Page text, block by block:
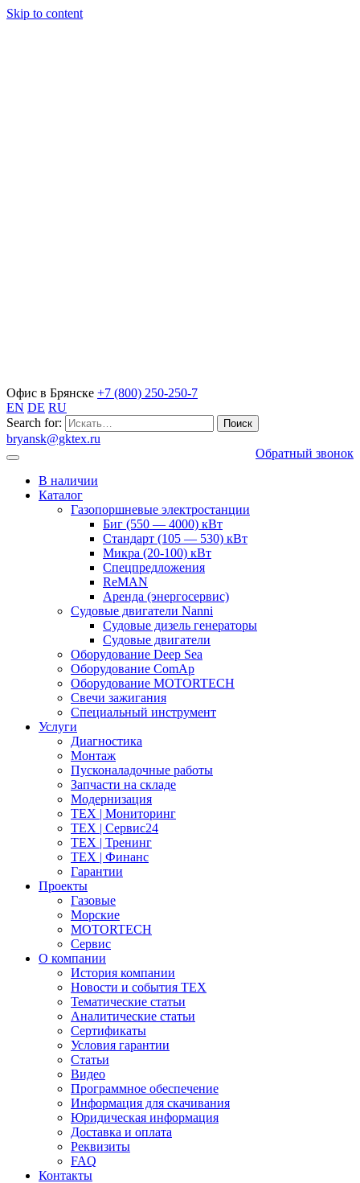
Skip to content
Офис в Брянске +7 (800) 250-250-7
EN DE RU
Search for:
bryansk@gktex.ru
Обратный звонок
В наличии
Каталог
Газопоршневые электростанции
Биг (550 — 4000) кВт
Стандарт (105 — 530) кВт
Микра (20-100) кВт
Спецпредложения
ReMAN
Аренда (энергосервис)
Судовые двигатели Nanni
Судовые дизель генераторы
Судовые двигатели
Оборудование Deep Sea
Оборудование ComAp
Оборудование MOTORTECH
Свечи зажигания
Специальный инструмент
Услуги
Диагностика
Монтаж
Пусконаладочные работы
Запчасти на складе
Модернизация
ТЕХ | Мониторинг
ТЕХ | Сервис24
ТЕХ | Тренинг
ТЕХ | Финанс
Гарантии
Проекты
Газовые
Морские
MOTORTECH
Сервис
О компании
История компании
Новости и события ТЕХ
Тематические статьи
Аналитические статьи
Сертификаты
Условия гарантии
Статьи
Видео
Программное обеспечение
Информация для скачивания
Юридическая информация
Доставка и оплата
Реквизиты
FAQ
Контакты